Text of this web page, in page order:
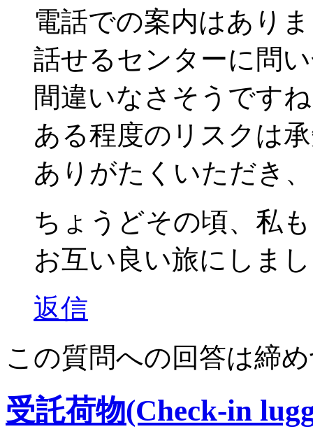
電話での案内はあり
話せるセンターに問
間違いなさそうです
ある程度のリスクは
ありがたくいただき
ちょうどその頃、私
お互い良い旅にしま
返信
この質問への回答は締
受託荷物(Check-in